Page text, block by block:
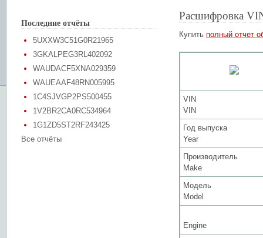
Последние отчёты
5UXXW3C51G0R21965
3GKALPEG3RL402092
WAUDACF5XNA029359
WAUEAAF48RN005995
1C4SJVGP2PS500455
1V2BR2CA0RC534964
1G1ZD5ST2RF243425
Все отчёты
Расшифровка
Купить полный отчет
VIN
VIN
Год выпуска
Year
Производитель
Make
Модель
Model
Engine